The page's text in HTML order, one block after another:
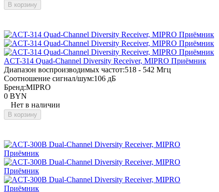
В корзину
ACT-314 Quad-Channel Diversity Receiver, MIPRO Приёмник
Диапазон воспроизводимых частот:518 - 542 Мгц
Соотношение сигнал/шум:106 дБ
Бренд:MIPRO
0 BYN
Нет в наличии
В корзину